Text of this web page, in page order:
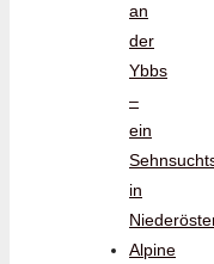
an
der
Ybbs
–
ein
in
Alpine